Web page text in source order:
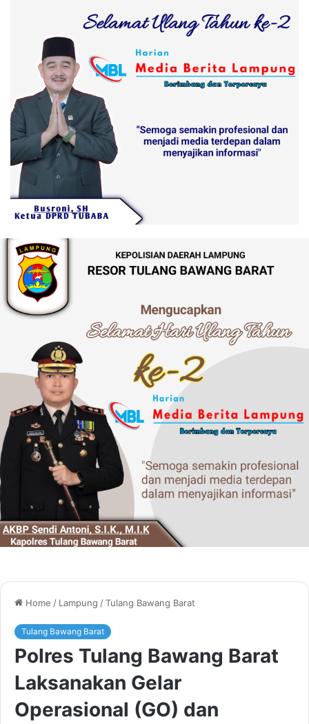
Home / Lampung /Tulang Bawang Barat
Tulang Bawang Barat
Polres Tulang Bawang Barat
Laksanakan Gelar
Operasional (GO) dan